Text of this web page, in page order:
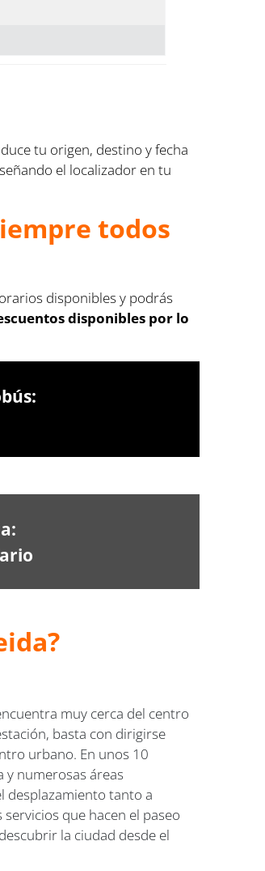
tu origen, destino y fecha
el localizador en tu
todos
disponibles y podrás
disponibles por lo
muy cerca del centro
basta con dirigirse
urbano. En unos 10
y numerosas áreas
desplazamiento tanto a
que hacen el paseo
la ciudad desde el